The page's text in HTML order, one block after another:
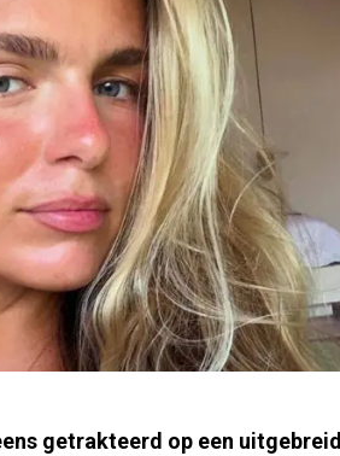
getrakteerd op een